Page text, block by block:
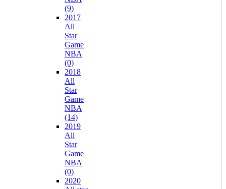
(9)
2017
All
Star
Game
NBA
(0)
2018
All
Star
Game
NBA
(14)
2019
All
Star
Game
NBA
(0)
2020